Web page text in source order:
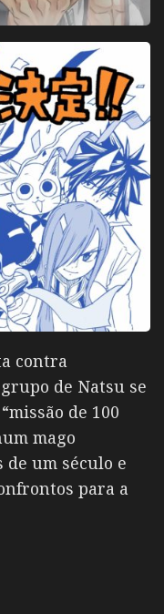
contra
de Natsu se
de 100
mago
um século e
para a